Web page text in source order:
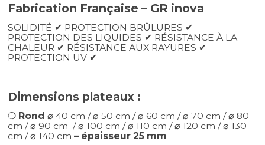
Fabrication Française – GR inova
SOLIDITÉ ✔︎ PROTECTION BRÛLURES ✔︎
PROTECTION DES LIQUIDES ✔︎ RÉSISTANCE À LA
CHALEUR ✔︎ RÉSISTANCE AUX RAYURES ✔︎
PROTECTION UV ✔︎
Dimensions plateaux :
❍ Rond⌀ 40 cm / ⌀ 50 cm / ⌀ 60 cm / ⌀ 70 cm / ⌀ 80
cm / ⌀ 90 cm / ⌀ 100 cm / ⌀ 110 cm / ⌀ 120 cm / ⌀ 130
cm / ⌀ 140 cm– épaisseur 25 mm